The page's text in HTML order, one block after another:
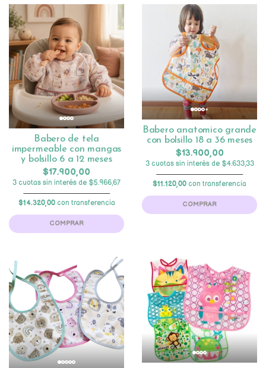
Babero de tela
impermeable con mangas
y bolsillo 6 a 12 meses
$17.900,00
3 cuotas sin interés de $5.966,67
$14.320,00con transferencia
COMPRAR
Babero anatomico grande
con bolsillo 18 a 36 meses
$13.900,00
3 cuotas sin interés de $4.633,33
$11.120,00 con transferencia
COMPRAR